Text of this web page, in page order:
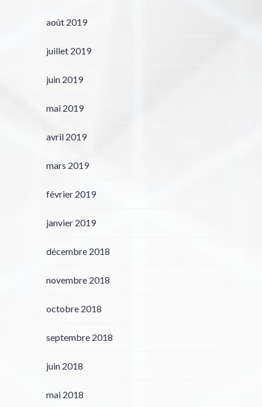
août 2019
juillet 2019
juin 2019
mai 2019
avril 2019
mars 2019
février 2019
janvier 2019
décembre 2018
novembre 2018
octobre 2018
septembre 2018
juin 2018
mai 2018